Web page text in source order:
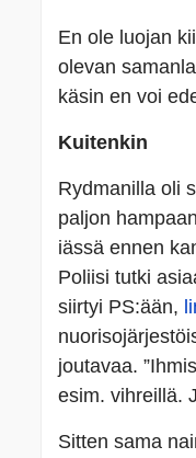
En ole luojan
olevan
käsin en voi
Kuitenkin
Rydmanilla oli
paljon
iässä ennen
Poliisi tutki
siirtyi PS:ään,
joutavaa.
esim. vihreillä.
Sitten sama